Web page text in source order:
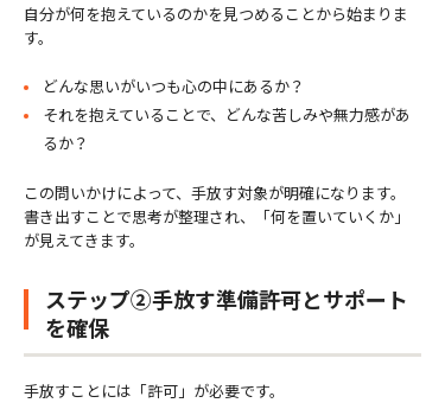
自分が何を抱えているのかを見つめることから始まりま
す。
どんな思いがいつも心の中にあるか？
それを抱えていることで、どんな苦しみや無力感があ
るか？
この問いかけによって、手放す対象が明確になります。
書き出すことで思考が整理され、「何を置いていくか」
が見えてきます。
ステップ②手放す準備――許可とサポート
を確保
手放すことには「許可」が必要です。